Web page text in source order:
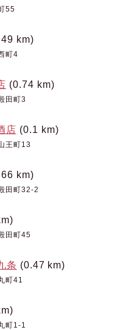
55
km)
町4
(0.74 km)
田町3
店 (0.1 km)
王町13
km)
田町32-2
田町45
条 (0.47 km)
町41
町1-1